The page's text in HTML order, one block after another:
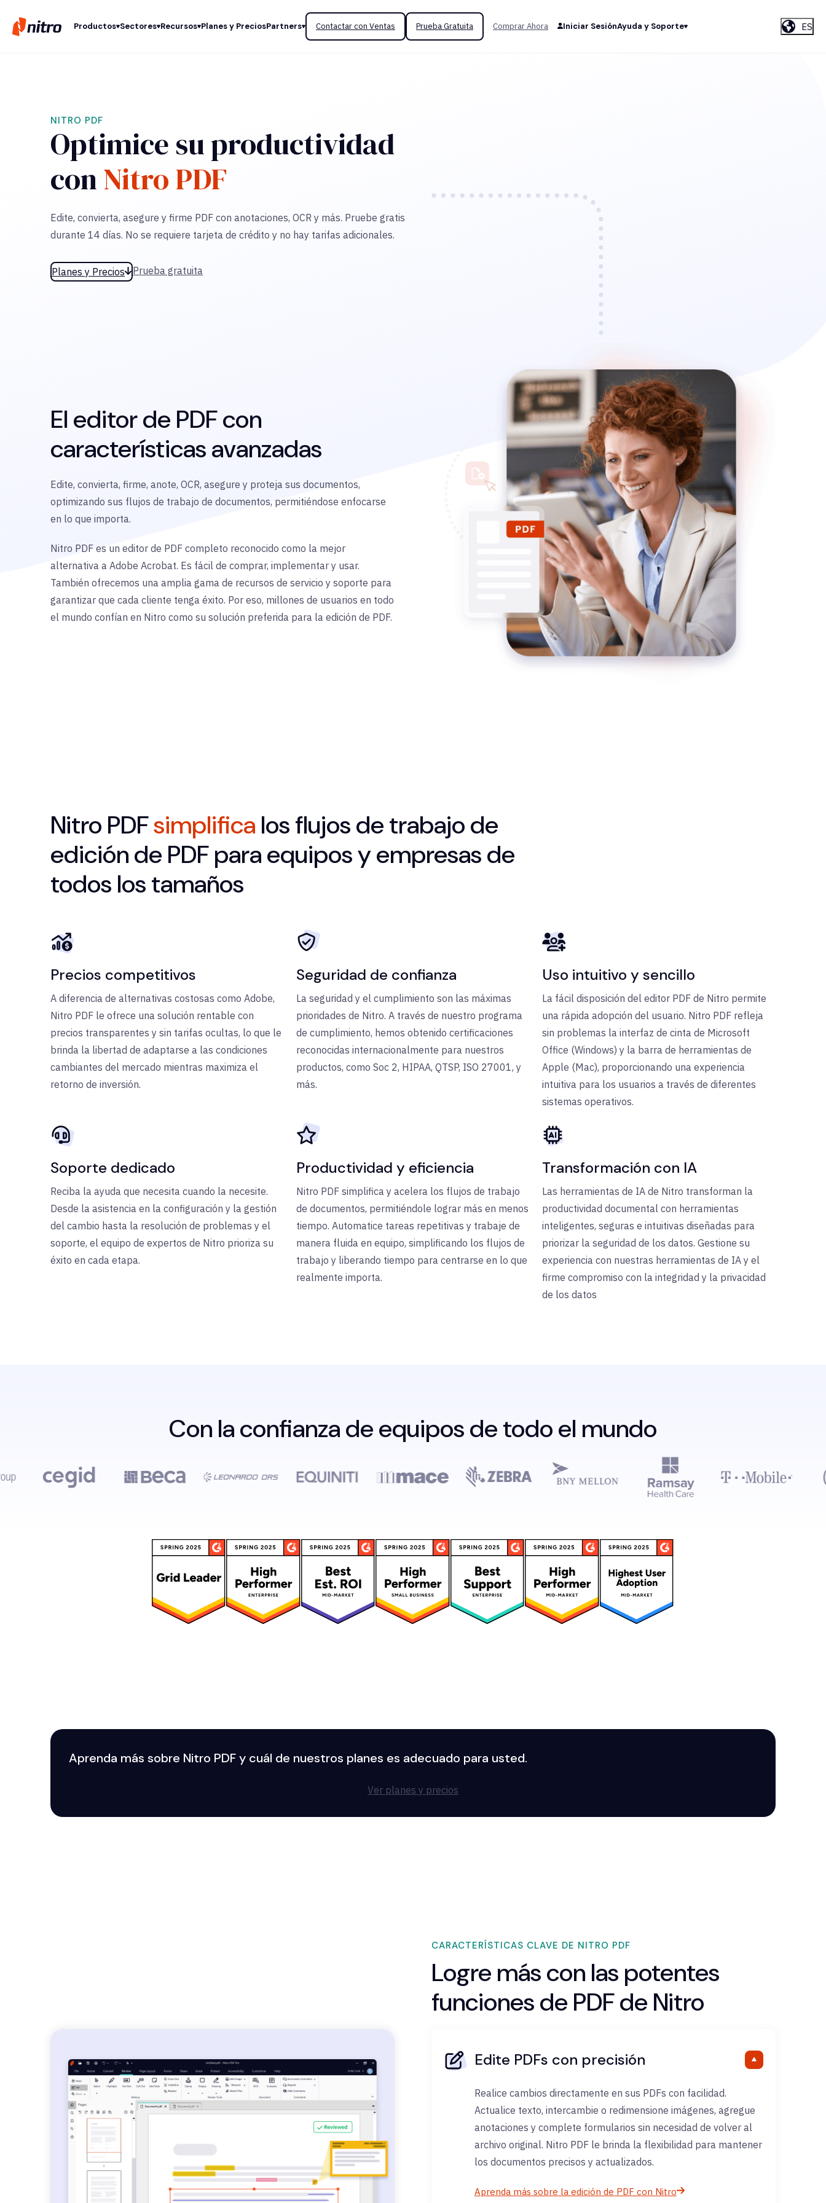
Productos Sectores Recursos Planes y PreciosPartners Contactar con Ventas Prueba Gratuita Comprar Ahora Iniciar SesiónAyuda y Soporte ES
NITRO PDF
Optimice su productividad
conNitro PDF
Edite, convierta, asegure y firme PDF con anotaciones, OCR y más. Pruebe gratis
durante 14 días. No se requiere tarjeta de crédito y no hay tarifas adicionales.
Planes y Precios Prueba gratuita
El editor de PDF con
características avanzadas
Edite, convierta, firme, anote, OCR, asegure y proteja sus documentos,
optimizando sus flujos de trabajo de documentos, permitiéndose enfocarse
en lo que importa.
Nitro PDF es un editor de PDF completo reconocido como la mejor
alternativa a Adobe Acrobat. Es fácil de comprar, implementar y usar.
También ofrecemos una amplia gama de recursos de servicio y soporte para
garantizar que cada cliente tenga éxito. Por eso, millones de usuarios en todo
el mundo confían en Nitro como su solución preferida para la edición de PDF.
Nitro PDFsimplifica los flujos de trabajo de
edición de PDF para equipos y empresas de
todos los tamaños
Precios competitivos
A diferencia de alternativas costosas como Adobe,
Nitro PDF le ofrece una solución rentable con
precios transparentes y sin tarifas ocultas, lo que le
brinda la libertad de adaptarse a las condiciones
cambiantes del mercado mientras maximiza el
retorno de inversión.
Seguridad de confianza
La seguridad y el cumplimiento son las máximas
prioridades de Nitro. A través de nuestro programa
de cumplimiento, hemos obtenido certificaciones
reconocidas internacionalmente para nuestros
productos, como Soc 2, HIPAA, QTSP, ISO 27001, y
más.
Uso intuitivo y sencillo
La fácil disposición del editor PDF de Nitro permite
una rápida adopción del usuario. Nitro PDF refleja
sin problemas la interfaz de cinta de Microsoft
Office (Windows) y la barra de herramientas de
Apple (Mac), proporcionando una experiencia
intuitiva para los usuarios a través de diferentes
sistemas operativos.
Soporte dedicado
Reciba la ayuda que necesita cuando la necesite.
Desde la asistencia en la configuración y la gestión
del cambio hasta la resolución de problemas y el
soporte, el equipo de expertos de Nitro prioriza su
éxito en cada etapa.
Productividad y eficiencia
Nitro PDF simplifica y acelera los flujos de trabajo
de documentos, permitiéndole lograr más en menos
tiempo. Automatice tareas repetitivas y trabaje de
manera fluida en equipo, simplificando los flujos de
trabajo y liberando tiempo para centrarse en lo que
realmente importa.
Transformación con IA
Las herramientas de IA de Nitro transforman la
productividad documental con herramientas
inteligentes, seguras e intuitivas diseñadas para
priorizar la seguridad de los datos. Gestione su
experiencia con nuestras herramientas de IA y el
firme compromiso con la integridad y la privacidad
de los datos
Con la confianza de equipos de todo el mundo
Aprenda más sobre Nitro PDF y cuál de nuestros planes es adecuado para usted.
Ver planes y precios
CARACTERÍSTICAS CLAVE DE NITRO PDF
Logre más con las potentes
funciones de PDF de Nitro
Edite PDFs con precisión
Realice cambios directamente en sus PDFs con facilidad.
Actualice texto, intercambie o redimensione imágenes, agregue
anotaciones y complete formularios sin necesidad de volver al
archivo original. Nitro PDF le brinda la flexibilidad para mantener
los documentos precisos y actualizados.
Aprenda más sobre la edición de PDF con Nitro